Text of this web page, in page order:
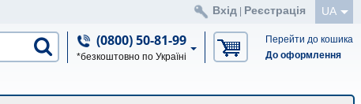
UA
Вхід Реєстрація
(0800) 50-81-99
*безкоштовно по Україні
Перейти до кошика
До оформлення